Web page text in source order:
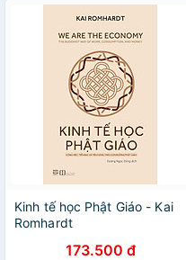
Kinh tế học Phật Giáo - Kai
Romhardt
173.500 đ